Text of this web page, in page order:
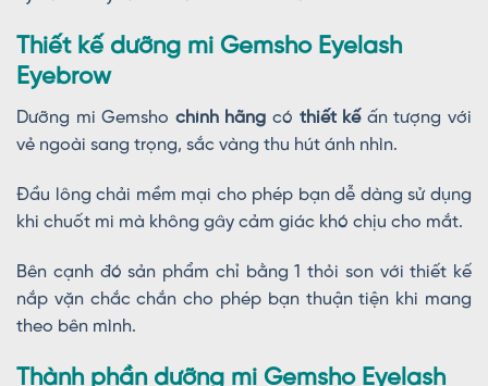
Thiết kế dưỡng mi Gemsho Eyelash
Eyebrow
Dưỡng mi Gemsho chính hãng có thiết kếấn tượng với
vẻ ngoài sang trọng, sắc vàng thu hút ánh nhìn.
Đầu lông chải mềm mại cho phép bạn dễ dàng sử dụng
khi chuốt mi mà không gây cảm giác khó chịu cho mắt.
Bên cạnh đó sản phẩm chỉ bằng 1 thỏi son với thiết kế
nắp vặn chắc chắn cho phép bạn thuận tiện khi mang
theo bên mình.
Thành phần dưỡng mi Gemsho Eyelash